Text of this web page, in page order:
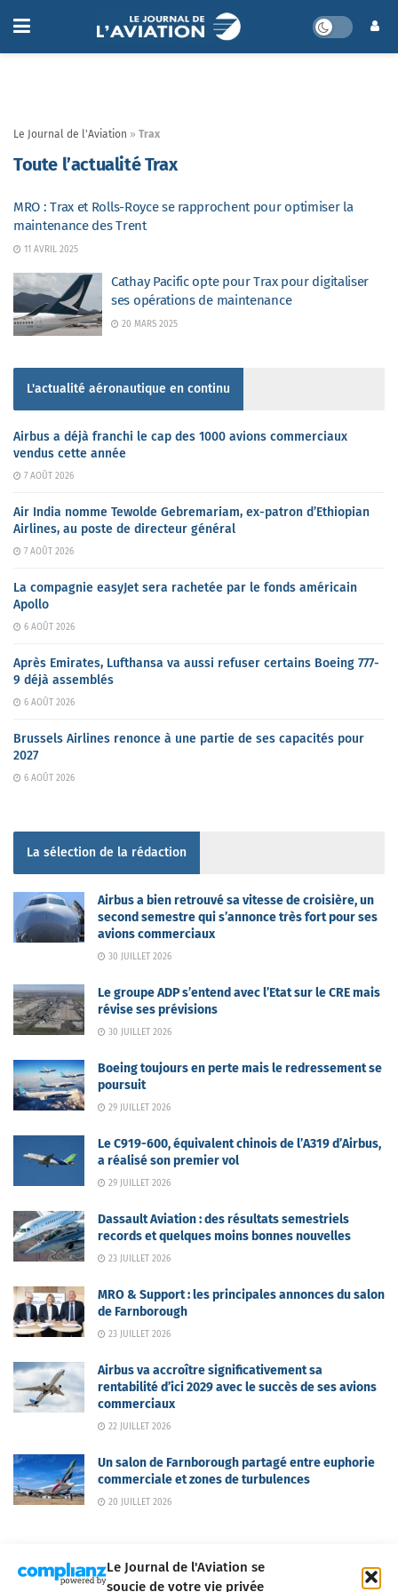
Le Journal de l'Aviation se
soucie de votre vie privée
Le Journal de l'Aviation » Trax
Toute l’actualité Trax
MRO : Trax et Rolls-Royce se rapprochent pour optimiser la
maintenance des Trent
11 AVRIL 2025
Cathay Pacific opte pour Trax pour digitaliser
ses opérations de maintenance
20 MARS 2025
L'actualité aéronautique en continu
Airbus a déjà franchi le cap des 1000 avions commerciaux
vendus cette année
7 AOÛT 2026
Air India nomme Tewolde Gebremariam, ex-patron d’Ethiopian
Airlines, au poste de directeur général
7 AOÛT 2026
La compagnie easyJet sera rachetée par le fonds américain
Apollo
6 AOÛT 2026
Après Emirates, Lufthansa va aussi refuser certains Boeing 777-
9 déjà assemblés
6 AOÛT 2026
Brussels Airlines renonce à une partie de ses capacités pour
2027
6 AOÛT 2026
La sélection de la rédaction
Airbus a bien retrouvé sa vitesse de croisière, un
second semestre qui s’annonce très fort pour ses
avions commerciaux
30 JUILLET 2026
Le groupe ADP s’entend avec l’Etat sur le CRE mais
révise ses prévisions
30 JUILLET 2026
Boeing toujours en perte mais le redressement se
poursuit
29 JUILLET 2026
Le C919-600, équivalent chinois de l’A319 d’Airbus,
a réalisé son premier vol
29 JUILLET 2026
Dassault Aviation : des résultats semestriels
records et quelques moins bonnes nouvelles
23 JUILLET 2026
MRO & Support : les principales annonces du salon
de Farnborough
23 JUILLET 2026
Airbus va accroître significativement sa
rentabilité d’ici 2029 avec le succès de ses avions
commerciaux
22 JUILLET 2026
Un salon de Farnborough partagé entre euphorie
commerciale et zones de turbulences
20 JUILLET 2026